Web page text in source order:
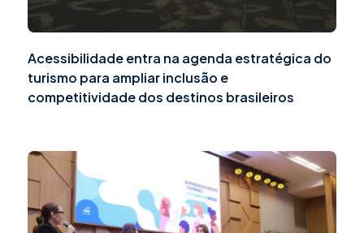
Acessibilidade entra na agenda estratégica do
turismo para ampliar inclusão e
competitividade dos destinos brasileiros